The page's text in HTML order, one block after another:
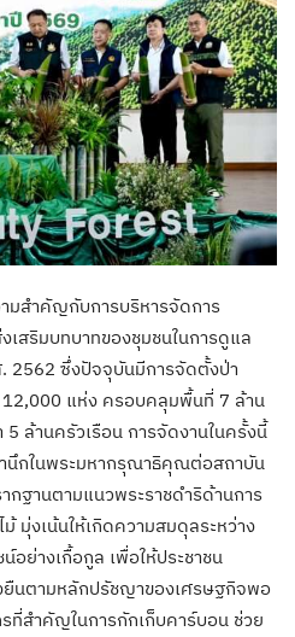
มสำคัญกับการบริหารจัดการ
เสริมบทบาทของชุมชนในการดูแล
2562 ซึ่งปัจจุบันมีการจัดตั้งป่า
12,000 แห่ง ครอบคลุมพื้นที่ 7 ล้าน
5 ล้านครัวเรือน การจัดงานในครั้งนี้
นึกในพระมหากรุณาธิคุณต่อสถาบัน
กฐานตามแนวพระราชดำริด้านการ
มุ่งเน้นให้เกิดความสมดุลระหว่าง
อย่างเกื้อกูล เพื่อให้ประชาชน
ยืนตามหลักปรัชญาของเศรษฐกิจพอ
ที่สำคัญในการกักเก็บคาร์บอน ช่วย